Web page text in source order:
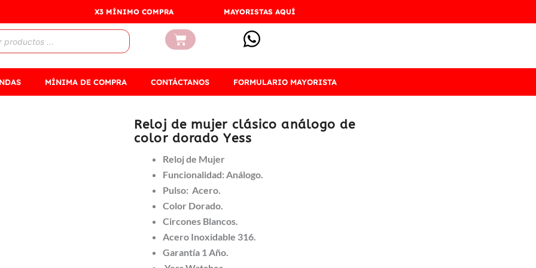
X3 MÍNIMO COMPRA MAYORISTAS AQUÍ
Carrito
MÍNIMA DE COMPRA CONTÁCTANOS FORMULARIO MAYORISTA
Reloj de mujer clásico análogo de
color dorado Yess
Reloj de Mujer
Funcionalidad: Análogo.
Pulso: Acero.
Color Dorado.
Circones Blancos.
Acero Inoxidable 316.
Garantía 1 Año.